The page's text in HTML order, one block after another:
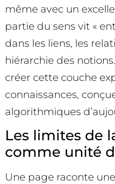
même avec un
partie du sens vit «
dans les liens, les
hiérarchie des
créer cette couche
connaissances,
algorithmiques
Les limites de
comme unité
Une page raconte